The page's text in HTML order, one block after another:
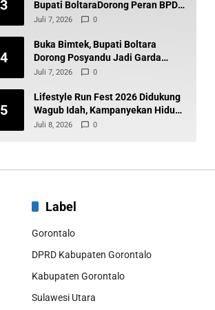
3
Bupati BoltaraDorong Peran BPD
Wujudkan Desa Maju dan
Juli 7, 2026 0
4
Buka Bimtek, Bupati Boltara
Dorong Posyandu Jadi Garda
Terdepan Layanan Kesehatan
Juli 7, 2026 0
5
Lifestyle Run Fest 2026 Didukung
Wagub Idah, Kampanyekan Hidup
Sehat dan Cegah Diabetes
Juli 8, 2026 0
Label
Gorontalo
DPRD Kabupaten Gorontalo
Kabupaten Gorontalo
Sulawesi Utara